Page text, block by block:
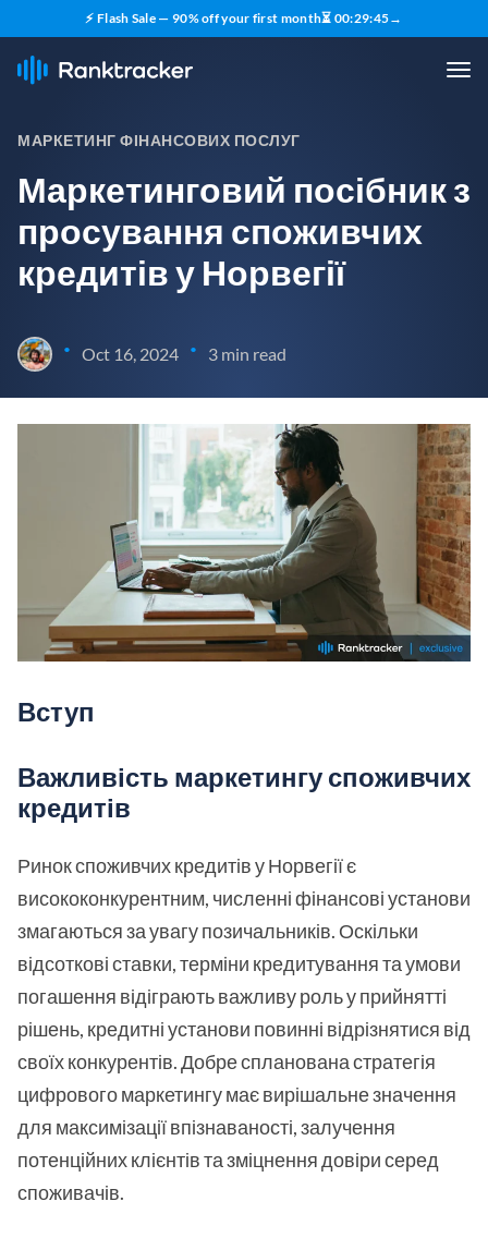
⚡ Flash Sale — 90% off your first month⏳ 00:29:44→
МАРКЕТИНГ ФІНАНСОВИХ ПОСЛУГ
Маркетинговий посібник з
просування споживчих
кредитів у Норвегії
• Oct 16, 2024 • 3 min read
Вступ
Важливість маркетингу споживчих
кредитів
Ринок споживчих кредитів у Норвегії є
висококонкурентним, численні фінансові установи
змагаються за увагу позичальників. Оскільки
відсоткові ставки, терміни кредитування та умови
погашення відіграють важливу роль у прийнятті
рішень, кредитні установи повинні відрізнятися від
своїх конкурентів. Добре спланована стратегія
цифрового маркетингу має вирішальне значення
для максимізації впізнаваності, залучення
потенційних клієнтів та зміцнення довіри серед
споживачів.